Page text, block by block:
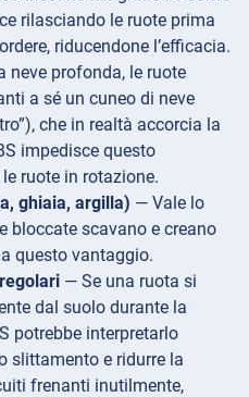
rilasciando le ruote prima
riducendone l’efficacia.
neve profonda, le ruote
a sé un cuneo di neve
che in realtà accorcia la
impedisce questo
ruote in rotazione.
ghiaia, argilla) — Vale lo
bloccate scavano e creano
questo vantaggio.
— Se una ruota si
dal suolo durante la
potrebbe interpretarlo
slittamento e ridurre la
frenanti inutilmente,